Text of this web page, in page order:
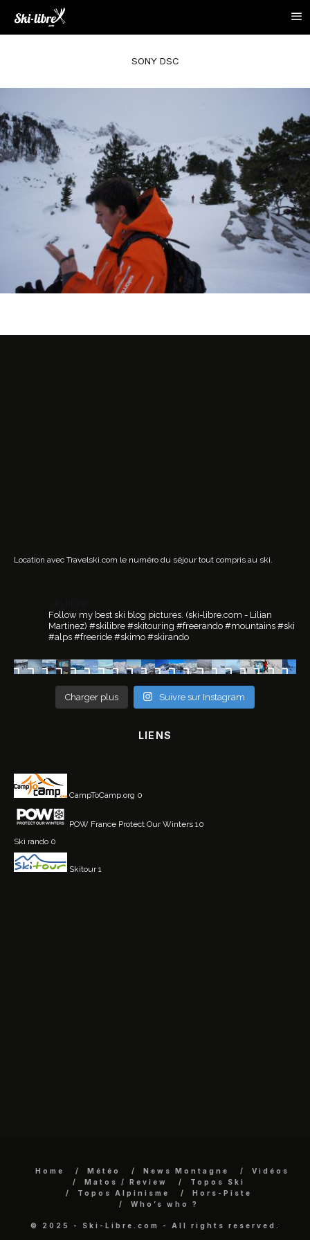
SONY DSC
Location avec Travelski.com le numéro du séjour tout compris au ski.
Follow my best ski blog pictures. (ski-libre.com - Lilian
Martinez) #skilibre #skitouring #freerando #mountains #ski
#alps #freeride #skimo #skirando
Charger plus Suivre sur Instagram
LIENS
CampToCamp.org 0
POW France Protect Our Winters 10
Ski rando 0
Skitour1
Home Météo News Montagne
Vidéos
Matos / Review
Topos Ski
Topos Alpinisme
Hors-Piste
Who’s who ?
© 2025 - Ski-Libre.com - All rights reserved.